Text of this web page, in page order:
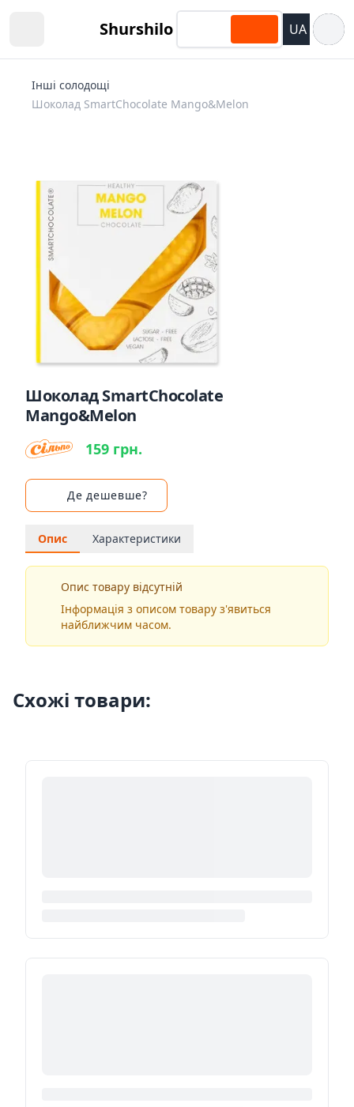
Shurshilo UA
Інші солодощі
Шоколад SmartChocolate Mango&Melon
Шоколад SmartChocolate
Mango&Melon
159 грн.
Де дешевше?
Опис Характеристики
Опис товару відсутній
Інформація з описом товару з'явиться
найближчим часом.
Схожі товари: